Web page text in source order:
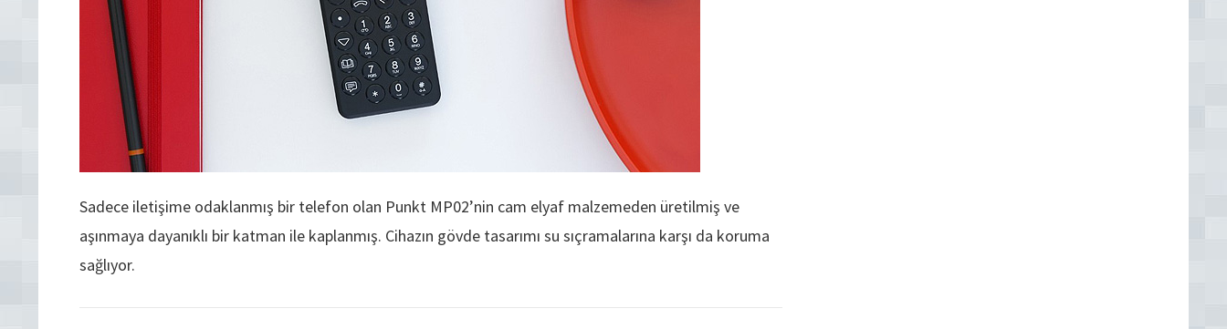
Sadece iletişime odaklanmış bir telefon olan Punkt MP02’nin cam elyaf malzemeden üretilmiş ve
aşınmaya dayanıklı bir katman ile kaplanmış. Cihazın gövde tasarımı su sıçramalarına karşı da koruma
sağlıyor.